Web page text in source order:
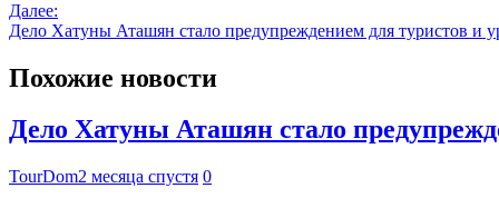
Далее:
Дело Хатуны Аташян стало предупреждением для туристов и
Похожие новости
Дело Хатуны Аташян стало
TourDom2 месяца спустя 0